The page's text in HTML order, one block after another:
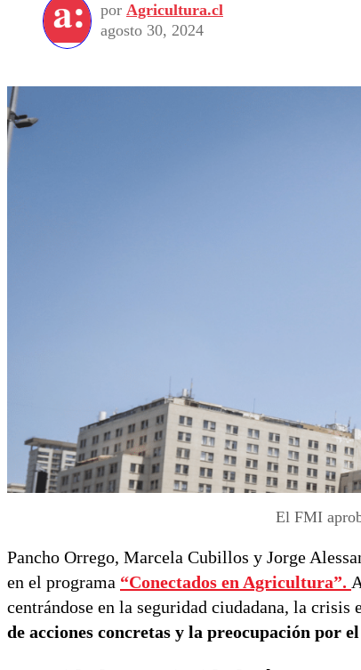
por Agricultura.cl
agosto 30, 2024
El FMI
Pancho Orrego, Marcela Cubillos y Jorge
en el programa “Conectados en Agricultura”.
centrándose en la seguridad ciudadana, la
de acciones concretas y la preocupación por